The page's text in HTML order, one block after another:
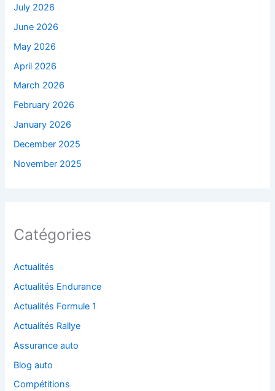
July 2026
June 2026
May 2026
April 2026
March 2026
February 2026
January 2026
December 2025
November 2025
Catégories
Actualités
Actualités Endurance
Actualités Formule 1
Actualités Rallye
Assurance auto
Blog auto
Compétitions